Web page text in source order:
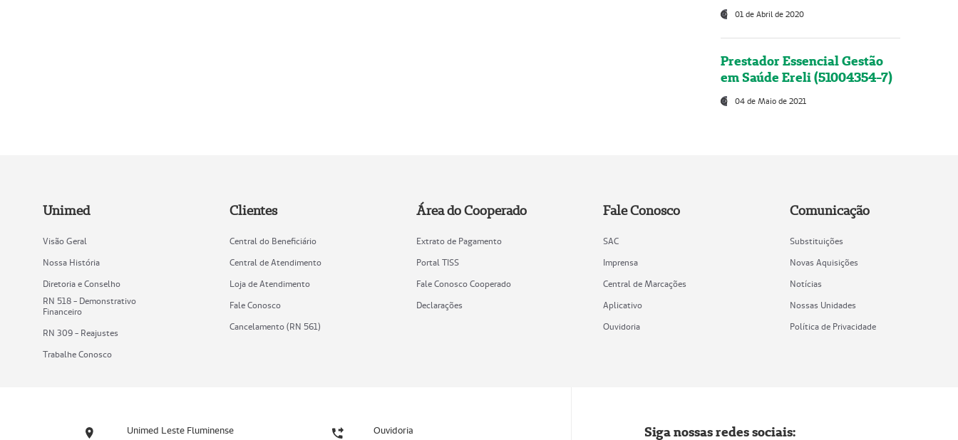
01 de Abril de 2020
Prestador Essencial Gestão
em Saúde Ereli (51004354-7)
04 de Maio de 2021
Unimed
Visão Geral
Nossa História
Diretoria e Conselho
RN 518 - Demonstrativo
Financeiro
RN 309 - Reajustes
Trabalhe Conosco
Clientes
Central do Beneficiário
Central de Atendimento
Loja de Atendimento
Fale Conosco
Cancelamento (RN 561)
Área do Cooperado
Extrato de Pagamento
Portal TISS
Fale Conosco Cooperado
Declarações
Fale Conosco
SAC
Imprensa
Central de Marcações
Aplicativo
Ouvidoria
Comunicação
Substituições
Novas Aquisições
Notícias
Nossas Unidades
Política de Privacidade
Unimed Leste Fluminense Ouvidoria Siga nossas redes sociais: